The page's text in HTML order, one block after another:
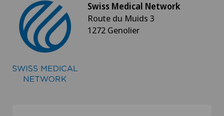
Swiss Medical Network
Route du Muids 3
1272 Genolier